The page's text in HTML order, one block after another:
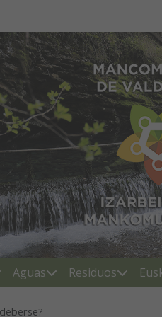
Aguas Residuos